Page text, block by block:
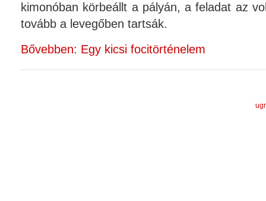
kimonóban körbeállt a pályán, a feladat az
tovább a levegőben tartsák.
Bővebben: Egy kicsi focitörténelem